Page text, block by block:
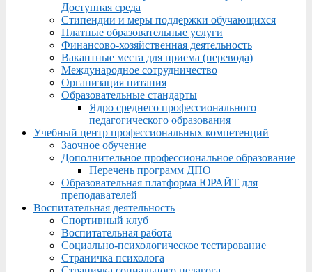
Доступная среда
Стипендии и меры поддержки обучающихся
Платные образовательные услуги
Финансово-хозяйственная деятельность
Вакантные места для приема (перевода)
Международное сотрудничество
Организация питания
Образовательные стандарты
Ядро среднего профессионального
педагогического образования
Учебный центр профессиональных компетенций
Заочное обучение
Дополнительное профессиональное образование
Перечень программ ДПО
Образовательная платформа ЮРАЙТ для
преподавателей
Воспитательная деятельность
Спортивный клуб
Воспитательная работа
Социально-психологическое тестирование
Страничка психолога